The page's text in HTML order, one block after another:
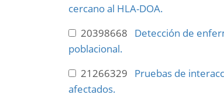
cercano al HLA-DOA.
20398668 Detección de
poblacional.
21266329 Pruebas de
afectados.